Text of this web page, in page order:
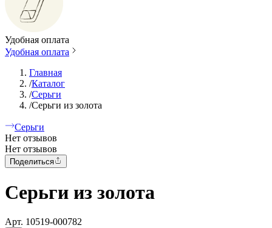
Удобная оплата
Удобная оплата
Главная
/Каталог
/Серьги
/Серьги из золота
Серьги
Нет отзывов
Нет отзывов
Поделиться
Серьги из золота
Арт. 10519-000782